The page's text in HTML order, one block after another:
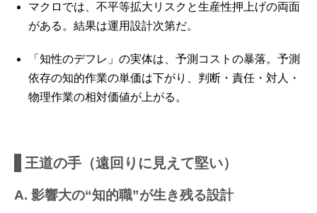
マクロでは、不平等拡大リスクと生産性押上げの両面
がある。結果は運用設計次第だ。
「知性のデフレ」の実体は、予測コストの暴落。予測
依存の知的作業の単価は下がり、判断・責任・対人・
物理作業の相対価値が上がる。
王道の手（遠回りに見えて堅い）
A. 影響大の“知的職”が生き残る設計